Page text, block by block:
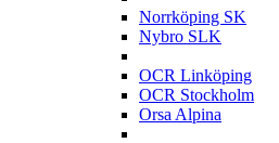
Norrköping SK
Nybro SLK
OCR Linköping
OCR Stockholm
Orsa Alpina